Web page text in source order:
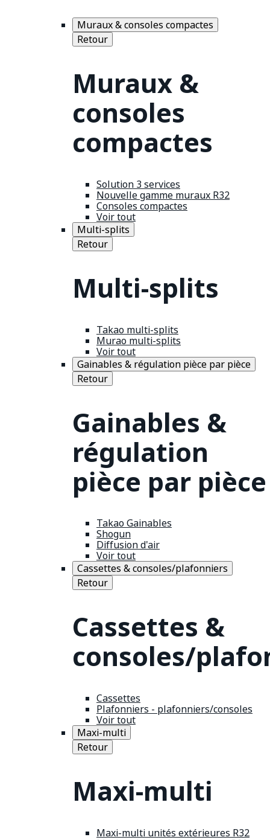
Muraux & consoles compactes
Retour
Muraux &
consoles
compactes
Solution 3 services
Nouvelle gamme muraux R32
Consoles compactes
Voir tout
Multi-splits
Retour
Multi-splits
Takao multi-splits
Murao multi-splits
Voir tout
Gainables & régulation pièce par pièce
Retour
Gainables &
régulation
pièce par pièce
Takao Gainables
Shogun
Diffusion d'air
Voir tout
Cassettes & consoles/plafonniers
Retour
Cassettes &
consoles/
Cassettes
Plafonniers - plafonniers/consoles
Voir tout
Maxi-multi
Retour
Maxi-multi
Maxi-multi unités extérieures R32